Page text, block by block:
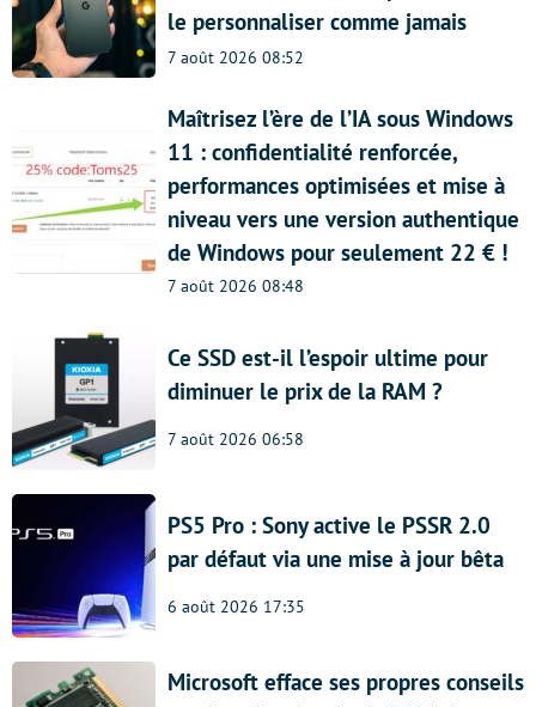
le personnaliser comme jamais
7 août 2026 08:52
Maîtrisez l’ère de l’IA sous Windows
11 : confidentialité renforcée,
performances optimisées et mise à
niveau vers une version authentique
de Windows pour seulement 22 € !
7 août 2026 08:48
Ce SSD est-il l’espoir ultime pour
diminuer le prix de la RAM ?
7 août 2026 06:58
PS5 Pro : Sony active le PSSR 2.0
par défaut via une mise à jour bêta
6 août 2026 17:35
Microsoft efface ses propres conseils